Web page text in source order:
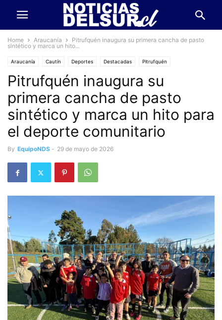
Home Araucanía
Pitrufquén inaugura su primera cancha de pasto
sintético y marca un hito...
Araucanía Cautín Deportes Destacadas Pitrufquén
Pitrufquén inaugura su
primera cancha de pasto
sintético y marca un hito para
el deporte comunitario
By EquipoNDS - 29 de mayo de 2026